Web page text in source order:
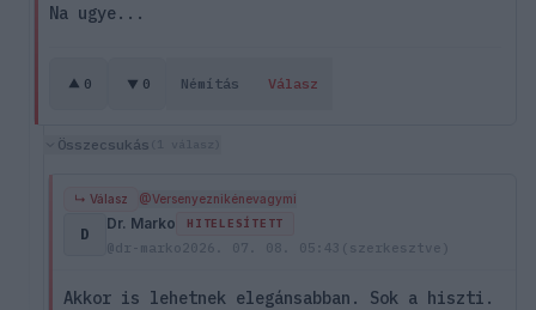
Na ugye...
0 0 Némítás Válasz
Összecsukás
↳ Válasz @Versenyeznikénevagymi
D
Dr. Marko HITELESÍTETT
@dr-marko 2026. 07. 08. 05:43 (szerkesztve)
Akkor is lehetnek elegánsabban. Sok a hiszti.